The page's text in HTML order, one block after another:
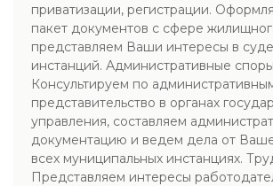
приватизации, регистрации.
пакет документов с сфере
представляем Ваши интересы в
инстанций. Административные
Консультируем по
представительство в органах
управления, составляем
документацию и ведем дела от
всех муниципальных инстанциях.
Представляем интересы